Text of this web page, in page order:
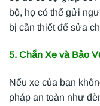
bộ, họ có thể gửi
bị cần thiết để sửa
5. Chắn Xe và Bảo
Nếu xe của bạn
pháp an toàn như